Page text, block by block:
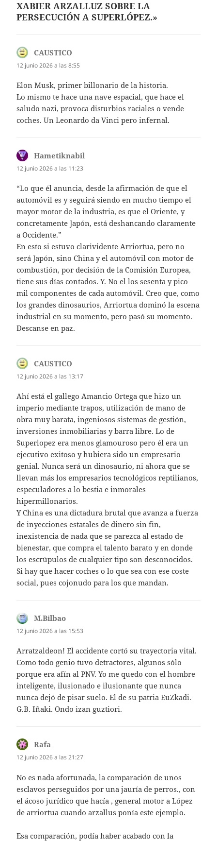
XABIER ARZALLUZ SOBRE LA
PERSECUCIÓN A SUPERLÓPEZ.»
CAUSTICO
12 junio 2026 a las 8:55
Elon Musk, primer billonario de la historia.
Lo mismo te hace una nave espacial, que hace el
saludo nazi, provoca disturbios raciales o vende
coches. Un Leonardo da Vinci pero infernal.
Hametiknabil
12 junio 2026 a las 11:23
“Lo que él anuncia, des­de la afirmación de que el
automóvil es y se­guirá siendo en mucho tiempo el
mayor mo­tor de la industria, es que el Oriente, y
con­cretamente Japón, está deshancando clara­mente
a Occidente.”
En esto si estuvo clarividente Arriortua, pero no
será Japón, sino China y el automóvil con motor de
combustión, por decisión de la Comisión Europea,
tiene sus días contados. Y. No el los sesenta y pico
mil componentes de cada automóvil. Creo que, como
los grandes dinosaurios, Arriortua dominó la escena
industrial en su momento, pero pasó su momento.
Descanse en paz.
CAUSTICO
12 junio 2026 a las 13:17
Ahí está el gallego Amancio Ortega que hizo un
imperio mediante trapos, utilización de mano de
obra muy barata, ingeniosos sistemas de gestión,
inversiones inmobiliarias y barra libre. Lo de
Superlopez era menos glamouroso pero él era un
ejecutivo exitoso y hubiera sido un empresario
genial. Nunca será un dinosaurio, ni ahora que se
llevan más los empresarios tecnológicos reptilianos,
especuladores a lo bestia e inmorales
hipermillonarios.
Y China es una dictadura brutal que avanza a fuerza
de inyecciones estatales de dinero sin fin,
inexistencia de nada que se parezca al estado de
bienestar, que compra el talento barato y en donde
los escrúpulos de cualquier tipo son desconocidos.
Si hay que hacer coches o lo que sea con ese coste
social, pues cojonudo para los que mandan.
M.Bilbao
12 junio 2026 a las 15:53
Arratzaldeon! El accidente cortó su trayectoria vital.
Como todo genio tuvo detractores, algunos sólo
porque era afín al PNV. Yo me quedo con el hombre
inteligente, ilusionado e ilusionante que nunca
nunca dejó de pisar suelo. El de su patria EuZkadi.
G.B. Iñaki. Ondo izan guztiori.
Rafa
12 junio 2026 a las 21:27
No es nada afortunada, la comparación de unos
esclavos perseguidos por una jauría de perros., con
el ácoso jurídico que hacía , general motor a López
de arriortua cuando arzallus ponía este ejemplo.
Esa comparación, podía haber acabado con la